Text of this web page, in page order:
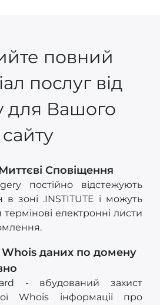
повний
послуг від
для Вашого
сайту
Сповіщення
постійно відстежують
зоні .INSTITUTE і можуть
термінові електронні листи
Whois даних по домену
- вбудований захист
Whois інформації про